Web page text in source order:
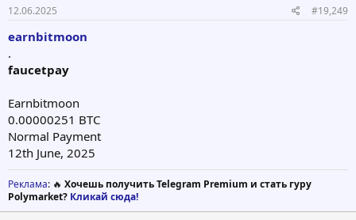
12.06.2025 #19,249
earnbitmoon
.
faucetpay
Earnbitmoon
0.00000251 BTC
Normal Payment
12th June, 2025
Реклама: 🔥 Хочешь получить Telegram Premium и стать гуру
Polymarket? Кликай сюда!